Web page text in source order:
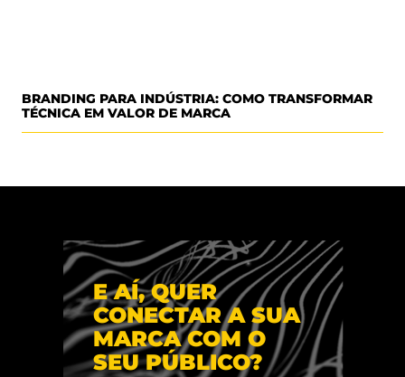
BRANDING PARA INDÚSTRIA: COMO TRANSFORMAR
TÉCNICA EM VALOR DE MARCA
E AÍ, QUER
CONECTAR A SUA
MARCA COM O
SEU PÚBLICO?